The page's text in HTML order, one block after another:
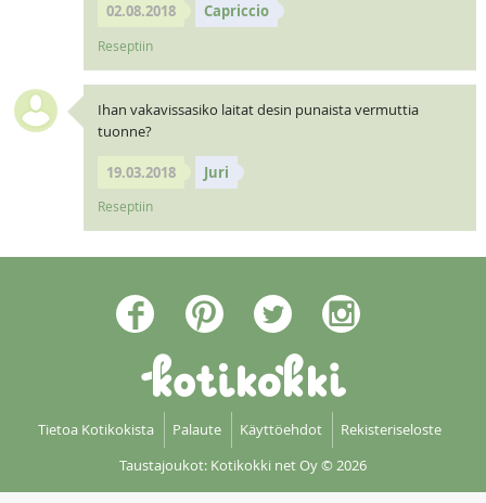
02.08.2018 Capriccio
Reseptiin
Ihan vakavissasiko laitat desin punaista vermuttia
tuonne?
19.03.2018 Juri
Reseptiin
Tietoa Kotikokista Palaute Käyttöehdot
Rekisteriseloste
Taustajoukot: Kotikokki net Oy© 2026